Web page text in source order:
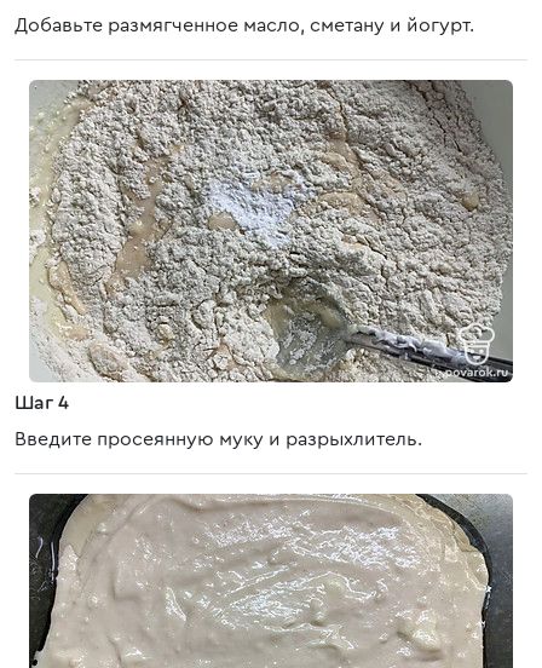
Добавьте размягченное масло, сметану и йогурт.
Шаг 4
Введите просеянную муку и разрыхлитель.